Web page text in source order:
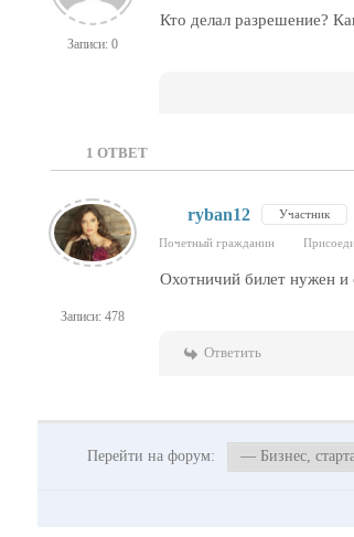
Записи: 0
Кто делал разрешение?
1 ОТВЕТ
Записи: 478
ryban12 Участник
Почетный гражданин
Охотничий билет нужен и
Ответить
Перейти на форум: